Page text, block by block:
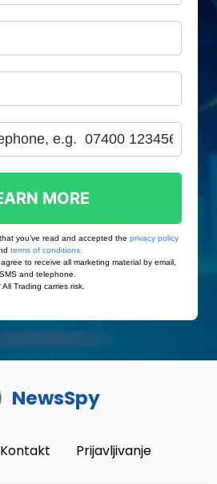
NewsSpy
Kontakt Prijavljivanje